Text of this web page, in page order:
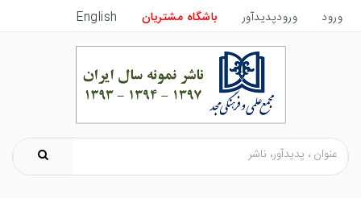
ورود ورودپدیدآور باشگاه مشتریان English